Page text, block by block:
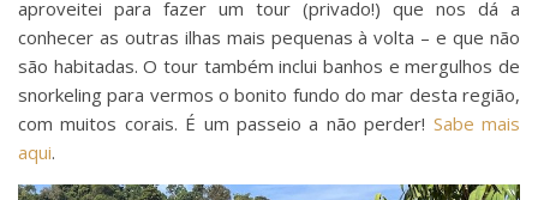
aproveitei para fazer um tour (privado!) que nos dá a
conhecer as outras ilhas mais pequenas à volta – e que não
são habitadas. O tour também inclui banhos e mergulhos de
snorkeling para vermos o bonito fundo do mar desta região,
com muitos corais. É um passeio a não perder! Sabe mais
aqui.